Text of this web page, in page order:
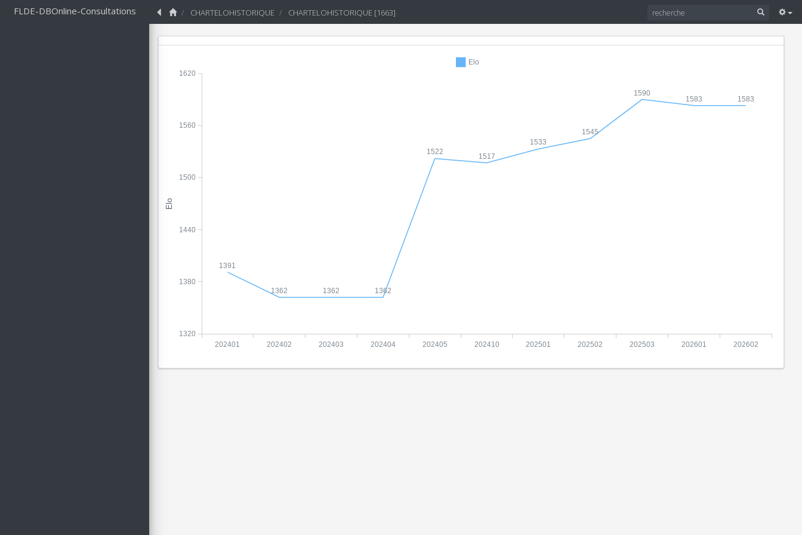
FLDE-DBOnline-Consultations CHARTELOHISTORIQUE CHARTELOHISTORIQUE [1663]
1391
1362 1362 1362
1522
1517
1533
1545
1590
1583 1583
202401 202402 202403 202404 202405 202410 202501 202502 202503 202601 202602
Elo
1320
1380
1440
1500
1560
1620
Elo